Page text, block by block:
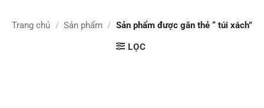
Trang chủ / Sản phẩm / Sản phẩm được gắn thẻ “ túi xách”
LỌC